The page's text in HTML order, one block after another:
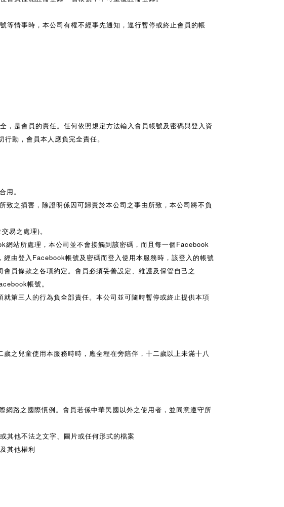
等情事時，本公司有權不經事先通知，逕行暫停或終止會員的帳
是會員的責任。任何依照規定方法輸入會員帳號及密碼與登入資
動，會員本人應負完全責任。
用。
之損害，除證明係因可歸責於本公司之事由所致，本公司將不負
易之處理)。
站所處理，本公司並不會接觸到該密碼，而且每一個Facebook
由登入Facebook帳號及密碼而登入使用本服務時，該登入的帳號
員條款之各項約定。會員必須妥善設定、維護及保管自己之
帳號。
第三人的行為負全部責任。本公司並可隨時暫停或終止提供本項
之兒童使用本服務時時，應全程在旁陪伴，十二歲以上未滿十八
路之國際慣例。會員若係中華民國以外之使用者，並同意遵守所
其他不法之文字、圖片或任何形式的檔案
其他權利